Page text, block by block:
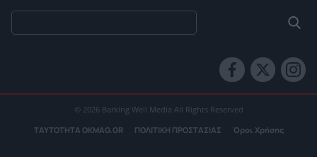
© 2026 Barking Well Media All Rights Reserved
ΤΑΥΤΟΤΗΤΑ OKMAG.GR ΠΟΛΙΤΙΚΗ ΠΡΟΣΤΑΣΙΑΣ Όροι Χρήσης